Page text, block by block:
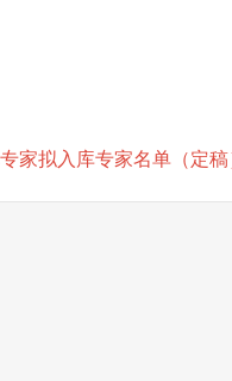
家拟入库专家名单（定稿